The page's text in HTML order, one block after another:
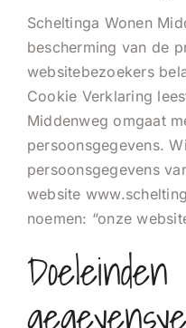
Scheltinga Wonen
bescherming van de
websitebezoekers
Cookie Verklaring
Middenweg omgaat
persoonsgegevens.
persoonsgegevens
website
noemen: “onze
Doeleinden